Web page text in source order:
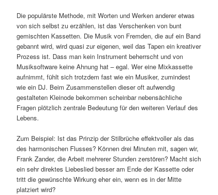
Die populärste Methode, mit Worten und Werken anderer etwas
von sich selbst zu erzählen, ist das Verschenken von bunt
gemischten Kassetten. Die Musik von Fremden, die auf ein Band
gebannt wird, wird quasi zur eigenen, weil das Tapen ein kreativer
Prozess ist. Dass man kein Instrument beherrscht und von
Musiksoftware keine Ahnung hat – egal. Wer eine Mixkassette
aufnimmt, fühlt sich trotzdem fast wie ein Musiker, zumindest
wie ein DJ. Beim Zusammenstellen dieser oft aufwendig
gestalteten Kleinode bekommen scheinbar nebensächliche
Fragen plötzlich zentrale Bedeutung für den weiteren Verlauf des
Lebens.
Zum Beispiel: Ist das Prinzip der Stilbrüche effektvoller als das
des harmonischen Flusses? Können drei Minuten mit, sagen wir,
Frank Zander, die Arbeit mehrerer Stunden zerstören? Macht sich
ein sehr direktes Liebeslied besser am Ende der Kassette oder
tritt die gewünschte Wirkung eher ein, wenn es in der Mitte
platziert wird?